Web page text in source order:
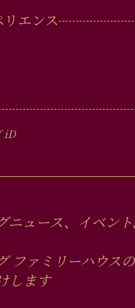
エンス
iD
ニュース、イベン
ファミリーハウス
します